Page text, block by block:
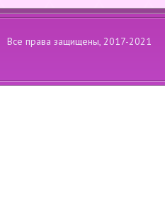
Все права защищены, 2017-2021